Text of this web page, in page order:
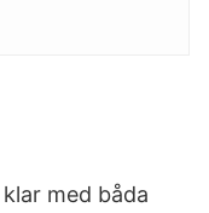
med båda